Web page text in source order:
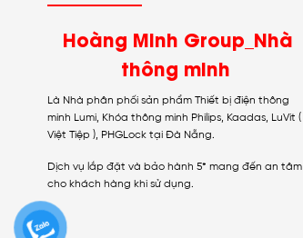
Hoàng Minh Group_Nhà
thông minh
Là Nhà phân phối sản phẩm Thiết bị điện thông
minh Lumi, Khóa thông minh Philips, Kaadas, LuVit (
Việt Tiệp ), PHGLock tại Đà Nẵng.
Dịch vụ lắp đặt và bảo hành 5* mang đến an tâm
cho khách hàng khi sử dụng.